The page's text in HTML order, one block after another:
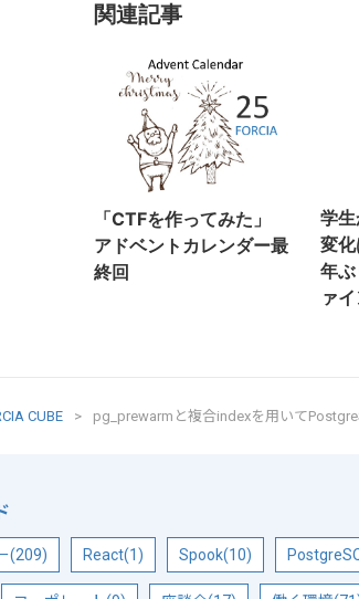
関連記事
「CTFを作ってみた」
アドベントカレンダー最
終回
学
変
年
ァ
CUBE pg_prewarmと複合indexを用いて
(209) React(1) Spook(10)